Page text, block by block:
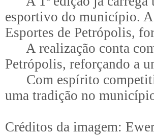
esportivo do município. A
Esportes de Petrópolis,
A realização conta com
Petrópolis, reforçando a
Com espírito
uma tradição no
Créditos da imagem: